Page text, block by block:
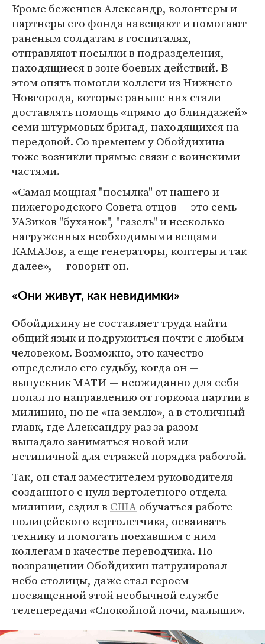
Кроме беженцев Александр, волонтеры и
партнеры его фонда навещают и помогают
раненым солдатам в госпиталях,
отправляют посылки в подразделения,
находящиеся в зоне боевых действий. В
этом опять помогли коллеги из Нижнего
Новгорода, которые раньше них стали
доставлять помощь «прямо до блиндажей»
семи штурмовых бригад, находящихся на
передовой. Со временем у Обойдихина
тоже возникли прямые связи с воинскими
частями.
«Самая мощная "посылка" от нашего и
нижегородского Совета отцов — это семь
УАЗиков "буханок", "газель" и несколько
нагруженных необходимыми вещами
КАМАЗов, а еще генераторы, коптеры и так
далее», — говорит он.
«Они живут, как невидимки»
Обойдихину не составляет труда найти
общий язык и подружиться почти с любым
человеком. Возможно, это качество
определило его судьбу, когда он —
выпускник МАТИ — неожиданно для себя
попал по направлению от горкома партии в
милицию, но не «на землю», а в столичный
главк, где Александру раз за разом
выпадало заниматься новой или
нетипичной для стражей порядка работой.
Так, он стал заместителем руководителя
созданного с нуля вертолетного отдела
милиции, ездил в СШАобучаться работе
полицейского вертолетчика, осваивать
технику и помогать поехавшим с ним
коллегам в качестве переводчика. По
возвращении Обойдихин патрулировал
небо столицы, даже стал героем
посвященной этой необычной службе
телепередачи «Спокойной ночи, малыши».